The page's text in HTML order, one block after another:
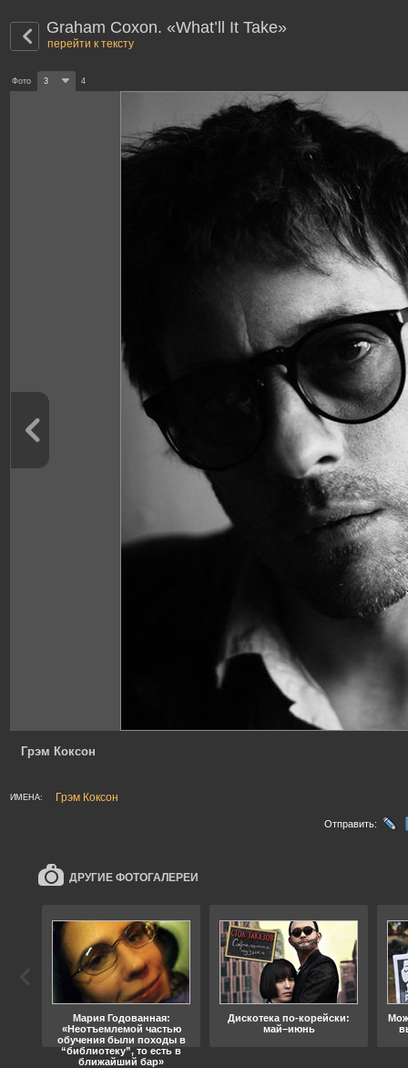
Graham Coxon. «What’ll It Take»
перейти к тексту
Фото 3 4
Грэм Коксон
ИМЕНА: Грэм Коксон
Отправить:
ДРУГИЕ ФОТОГАЛЕРЕИ
Мария Годованная:
«Неотъемлемой частью
обучения были походы в
“библиотеку”, то есть в
ближайший бар»
Дискотека по-корейски:
май–июнь